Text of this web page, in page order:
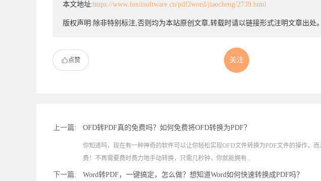
本文地址:https://www.foxitsoftware.cn/pdf2word/jiaocheng/2739.html
版权声明:除非特别标注,否则均为本站原创文章,转载时请以链接形式注明文章出处。
点赞 关注
上一篇: OFD转PDF真的免费吗？如何免费将OFD转换为PDF？
你知道吗，现在有一种神奇的软件可以让你轻松实现OFD文件转换为PDF文件的操作，
费！不再需要费时费力地手动转换，只需几秒钟，你就能拥有...
下一篇: Word转PDF，一键搞定，怎么做？想知道Word如何快速转换成PDF吗？